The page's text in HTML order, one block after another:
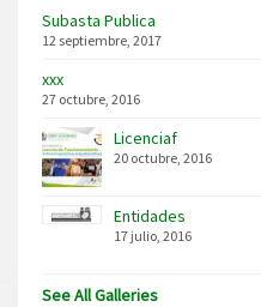
Subasta Publica
12 septiembre, 2017
xxx
27 octubre, 2016
Licenciaf
20 octubre, 2016
Entidades
17 julio, 2016
See All Galleries